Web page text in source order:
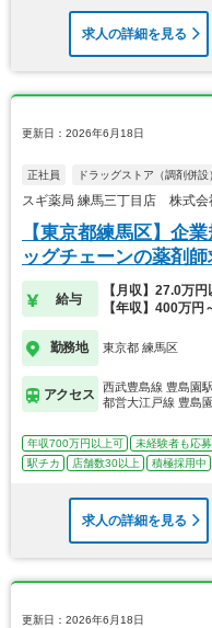
求人の詳細を見る
更新日：2026年6月18日
正社員 ドラッグストア（調剤併設
スギ薬局 練馬三丁目店 株式会
【東京都練馬区】企
ッグチェーンの薬剤師
給与
【月収】27.0万円
【年収】400万
勤務地 東京都 練馬区
アクセス
西武豊島線 豊島園駅
都営大江戸線 豊島
年収700万円以上可 未経験者も応
駅チカ
店舗数30以上 積極採用中
求人の詳細を見る
更新日：2026年6月18日